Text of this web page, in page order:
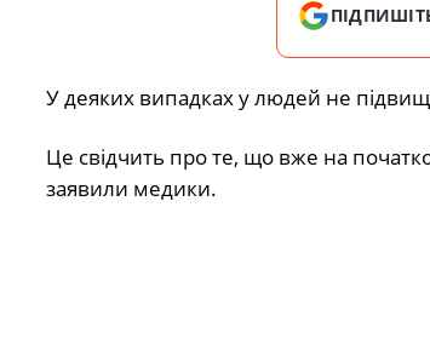
У деяких випадках у людей не
Це свідчить про те, що вже на
заявили медики.